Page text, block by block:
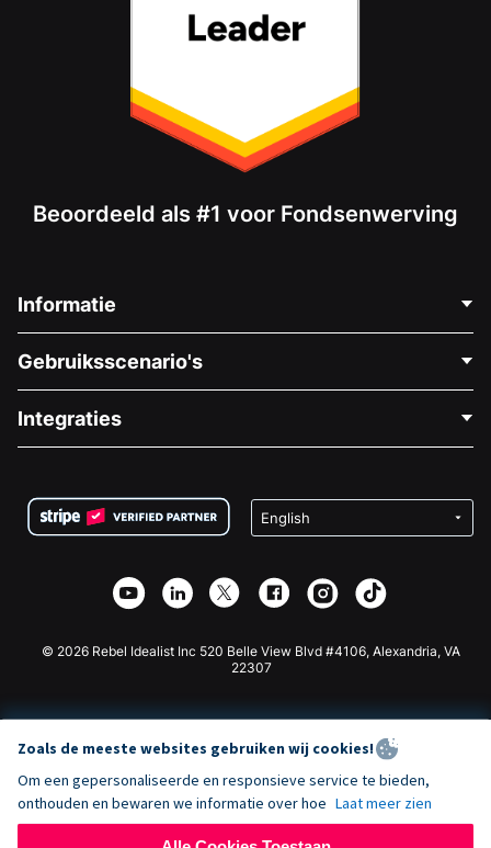
Beoordeeld als #1 voor Fondsenwerving
Informatie
Over Ons
Vacatures
Privacy
Affiliate Partnerschap
Gebruiksscenario's
Medische Fondsenwerving
Goede Doelen Fondsenwerving
Integraties
Wix Donatie Plugin
Webflow Donatie App
Joomla Donatie
© 2026 Rebel Idealist Inc 520 Belle View Blvd #4106, Alexandria, VA
22307
Zoals de meeste websites gebruiken wij cookies!
Om een gepersonaliseerde en responsieve service te bieden,
onthouden en bewaren we informatie over hoe Laat meer zien